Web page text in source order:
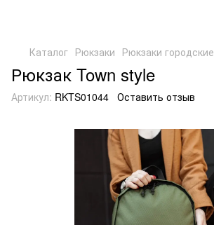
Каталог Рюкзаки Рюкзаки городские
Рюкзак Town style
Артикул: RKTS01044 Оставить отзыв